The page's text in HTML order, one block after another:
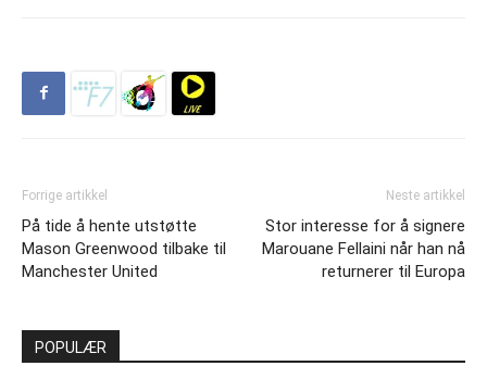
Forrige artikkel
På tide å hente utstøtte
Mason Greenwood tilbake til
Manchester United
Neste artikkel
Stor interesse for å signere
Marouane Fellaini når han nå
returnerer til Europa
POPULÆR